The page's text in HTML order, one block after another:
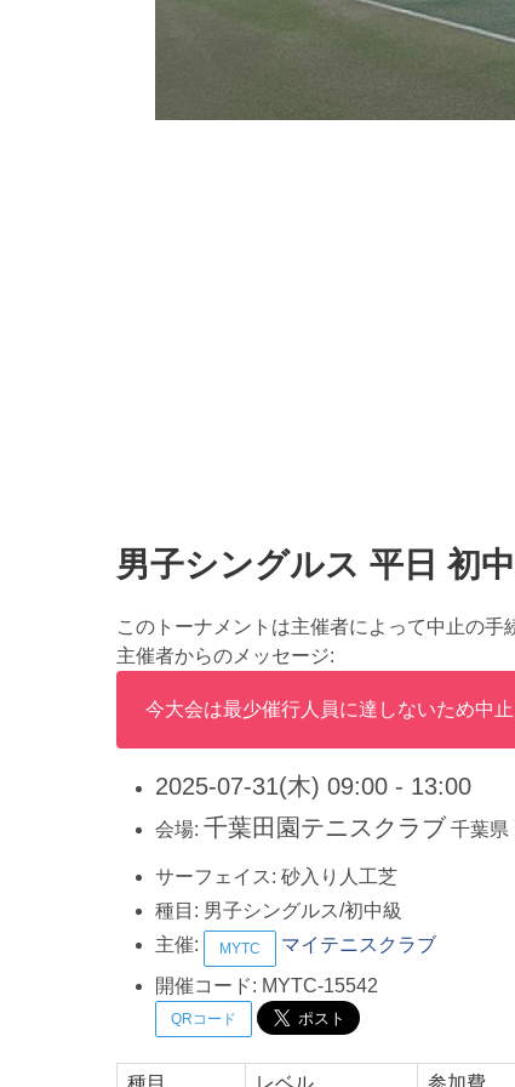
男子シングルス 平日 初
このトーナメントは主催者によって中止の手
主催者からのメッセージ:
今大会は最少催行人員に達しないため中止
2025-07-31(木) 09:00 - 13:00
会場: 千葉田園テニスクラブ 千葉県
サーフェイス: 砂入り人工芝
種目: 男子シングルス/初中級
主催:
MYTC
マイテニスクラブ
開催コード: MYTC-15542
QRコード